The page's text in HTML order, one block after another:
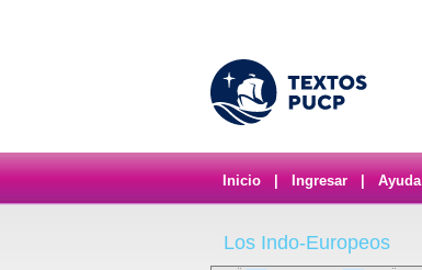
Inicio Ingresar Ayuda
Los Indo-Europeos